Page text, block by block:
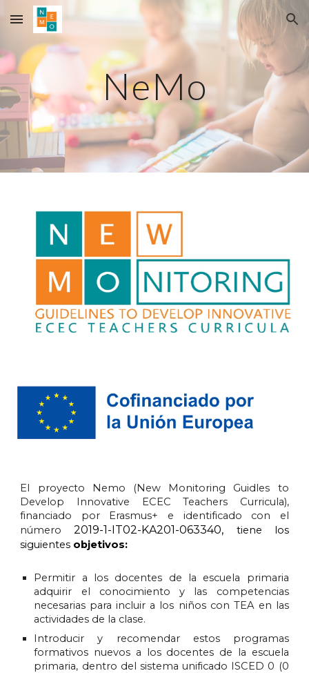
Skip to main content Skip to navigation
NeMo
El proyecto Nemo (New Monitoring Guidles to
Develop Innovative ECEC Teachers Curricula),
financiado por Erasmus+ e identificado con el
número2019-1-IT02-KA201-063340, tiene los
siguientes objetivos:
Permitir a los docentes de la escuela primaria
adquirir el conocimiento y las competencias
necesarias para incluir a los niños con TEA en las
actividades de la clase.
Introducir y recomendar estos programas
formativos nuevos a los docentes de la escuela
primaria, dentro del sistema unificado ISCED 0 (0